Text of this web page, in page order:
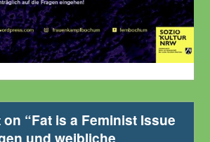
“Fat is a Feminist Issue
und weibliche